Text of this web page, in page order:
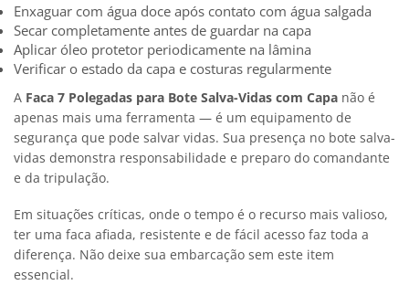
Enxaguar com água doce após contato com água salgada
Secar completamente antes de guardar na capa
Aplicar óleo protetor periodicamente na lâmina
Verificar o estado da capa e costuras regularmente
A Faca 7 Polegadas para Bote Salva-Vidas com Capa não é
apenas mais uma ferramenta — é um equipamento de
segurança que pode salvar vidas. Sua presença no bote salva-
vidas demonstra responsabilidade e preparo do comandante
e da tripulação.
Em situações críticas, onde o tempo é o recurso mais valioso,
ter uma faca afiada, resistente e de fácil acesso faz toda a
diferença. Não deixe sua embarcação sem este item
essencial.